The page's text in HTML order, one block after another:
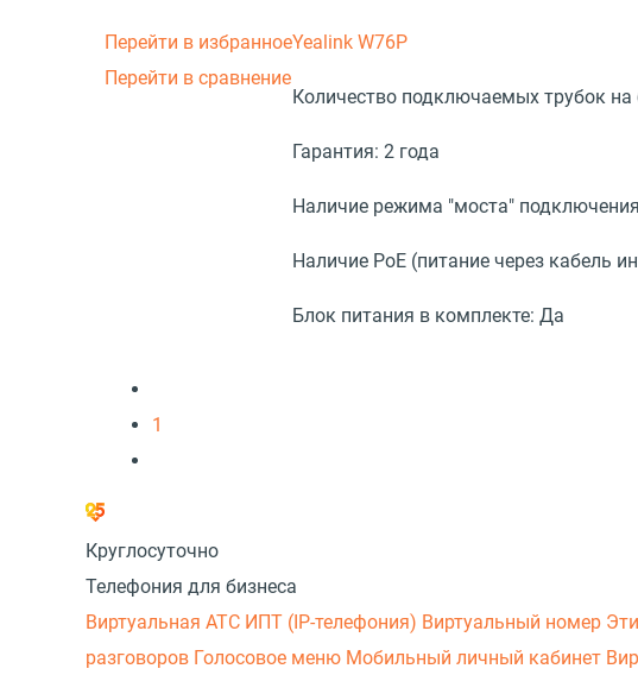
Перейти в избранное
Перейти в сравнение
Yealink W76P
Количество подключаемых трубок на
Гарантия: 2 года
Наличие режима "моста"
Наличие PoE (питание через кабель
Блок питания в комплекте: Да
1
Круглосуточно
Телефония для бизнеса
Виртуальная АТС ИПТ (IP-телефония) Виртуальный номер
разговоров Голосовое меню Мобильный личный кабинет